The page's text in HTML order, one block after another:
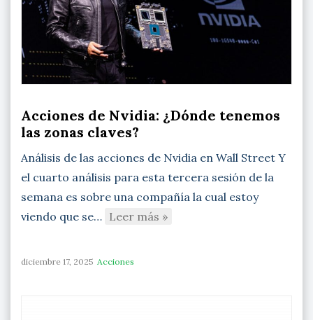
Acciones de Nvidia: ¿Dónde tenemos
las zonas claves?
Análisis de las acciones de Nvidia en Wall Street Y
el cuarto análisis para esta tercera sesión de la
semana es sobre una compañía la cual estoy
viendo que se… Leer más »
diciembre 17, 2025 Acciones